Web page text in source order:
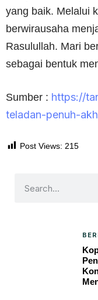
yang baik. Melalui
berwirausaha
Rasulullah. Mari
sebagai bentuk
Sumber : https://
teladan-penuh-
Post Views: 215